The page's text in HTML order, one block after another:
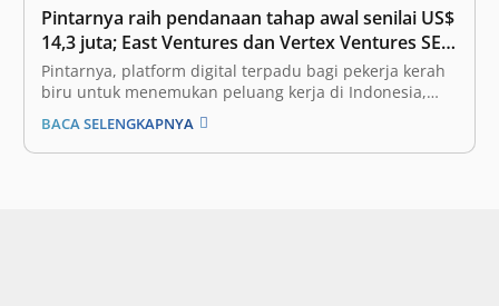
Pintarnya raih pendanaan tahap awal senilai US$
14,3 juta; East Ventures dan Vertex Ventures SEA
& India bergabung dalam putaran ini
Pintarnya, platform digital terpadu bagi pekerja kerah
biru untuk menemukan peluang kerja di Indonesia,
mengumumkan telah meraih dana US$ 8 juta dari East
Ventures dan Vertex Ventures SEA & India (VVSEAI),
menjadikan total pendanaan tahap awal senilai US$
BACA SELENGKAPNYA